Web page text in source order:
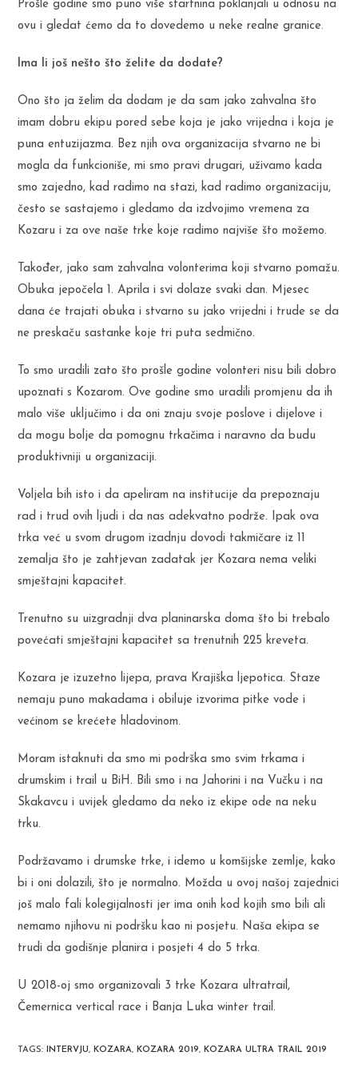
Prošle godine smo puno više startnina poklanjali u odnosu na
ovu i gledat ćemo da to dovedemo u neke realne granice.
Ima li još nešto što želite da dodate?
Ono što ja želim da dodam je da sam jako zahvalna što
imam dobru ekipu pored sebe koja je jako vrijedna i koja je
puna entuzijazma. Bez njih ova organizacija stvarno ne bi
mogla da funkcioniše, mi smo pravi drugari, uživamo kada
smo zajedno, kad radimo na stazi, kad radimo organizaciju,
često se sastajemo i gledamo da izdvojimo vremena za
Kozaru i za ove naše trke koje radimo najviše što možemo.
Također, jako sam zahvalna volonterima koji stvarno pomažu.
Obuka jepočela 1. Aprila i svi dolaze svaki dan. Mjesec
dana će trajati obuka i stvarno su jako vrijedni i trude se da
ne preskaču sastanke koje tri puta sedmično.
To smo uradili zato što prošle godine volonteri nisu bili dobro
upoznati s Kozarom. Ove godine smo uradili promjenu da ih
malo više uključimo i da oni znaju svoje poslove i dijelove i
da mogu bolje da pomognu trkačima i naravno da budu
produktivniji u organizaciji.
Voljela bih isto i da apeliram na institucije da prepoznaju
rad i trud ovih ljudi i da nas adekvatno podrže. Ipak ova
trka već u svom drugom izadnju dovodi takmičare iz 11
zemalja što je zahtjevan zadatak jer Kozara nema veliki
smještajni kapacitet.
Trenutno su uizgradnji dva planinarska doma što bi trebalo
povećati smještajni kapacitet sa trenutnih 225 kreveta.
Kozara je izuzetno lijepa, prava Krajiška ljepotica. Staze
nemaju puno makadama i obiluje izvorima pitke vode i
većinom se krećete hladovinom.
Moram istaknuti da smo mi podrška smo svim trkama i
drumskim i trail u BiH. Bili smo i na Jahorini i na Vučku i na
Skakavcu i uvijek gledamo da neko iz ekipe ode na neku
trku.
Podržavamo i drumske trke, i idemo u komšijske zemlje, kako
bi i oni dolazili, što je normalno. Možda u ovoj našoj zajednici
još malo fali kolegijalnosti jer ima onih kod kojih smo bili ali
nemamo njihovu ni podršku kao ni posjetu. Naša ekipa se
trudi da godišnje planira i posjeti 4 do 5 trka.
U 2018-oj smo organizovali 3 trke Kozara ultratrail,
Čemernica vertical race i Banja Luka winter trail.
TAGS: INTERVJU, KOZARA, KOZARA 2019, KOZARA ULTRA TRAIL 2019